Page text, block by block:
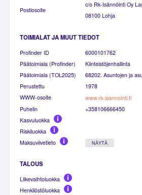
Postiosoite
c/o Rk-Isännöinti Oy
08100 Lohja
TOIMIALAT JA MUUT TIEDOT
Profinder ID
6000101762
Päätoimiala (Profinder)
Kiinteistöjenhallinta
Päätoimiala (TOL2025)
68202. Asuntojen ja
Perustettu
1978
WWW-osoite
www.rk-isannointi.fi
Puhelin
+358106666450
Kasvuluokka
Riskiluokka
Maksuviivetieto
NÄYTÄ
TALOUS
Liikevaihtoluokka
Henkilöstöluokka